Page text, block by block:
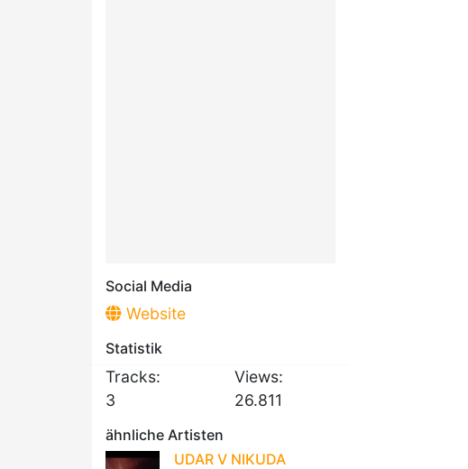
Social Media
Website
Statistik
Tracks:
3
Views:
26.811
ähnliche Artisten
UDAR V NIKUDA